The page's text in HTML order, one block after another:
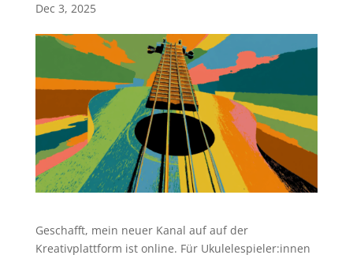
Dec 3, 2025
Geschafft, mein neuer Kanal auf auf der
Kreativplattform ist online. Für Ukulelespieler:innen